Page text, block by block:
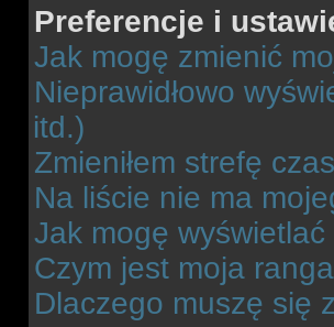
Preferencje i
Jak mogę zmienić
Nieprawidłowo
itd.)
Zmieniłem strefę
Na liście nie ma
Jak mogę
Czym jest moja
Dlaczego muszę się